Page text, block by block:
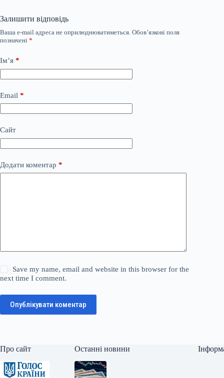
Залишити відповідь
Ваша e-mail адреса не оприлюднюватиметься. Обов’язкові поля
позначені *
Ім’я *
Email *
Сайт
Додати коментар *
Save my name, email and website in this browser for the
next time I comment.
Опублікувати коментар
Про сайт Останні новини